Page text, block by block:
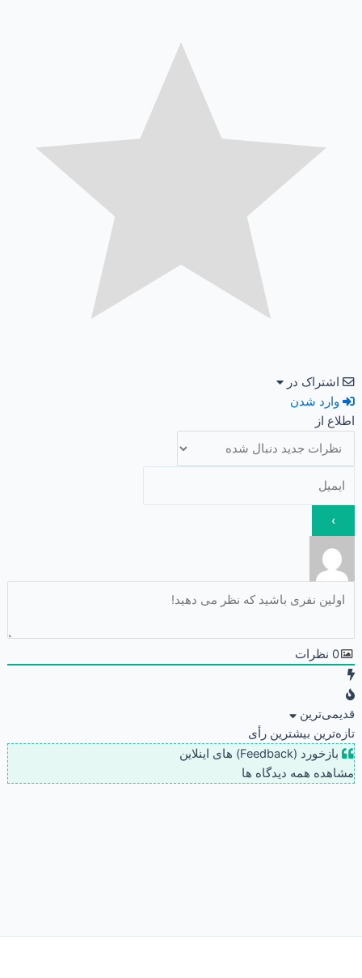
اشتراک در
وارد شدن
اطلاع از
0 نظرات
قدیمی‌ترین
تازه‌ترین بیشترین رأی
بازخورد (Feedback) های اینلاین
مشاهده همه دیدگاه ها